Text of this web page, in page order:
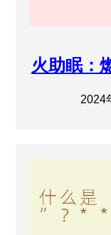
火助眠：
2024